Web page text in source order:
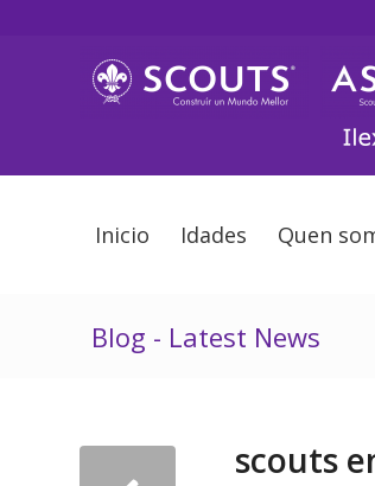
Inicio Idades Quen
Blog - Latest News
scouts